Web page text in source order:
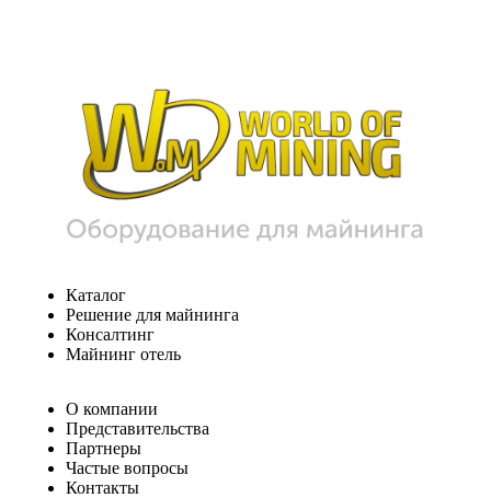
Каталог
Решение для майнинга
Консалтинг
Майнинг отель
О компании
Представительства
Партнеры
Частые вопросы
Контакты